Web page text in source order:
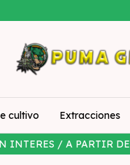
INTERES / A PARTIR
cultivo Extracciones